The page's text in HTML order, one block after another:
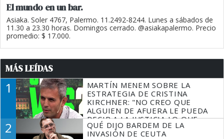
El mundo en un bar.
Asiaka. Soler 4767, Palermo. 11.2492-8244. Lunes a sábados de
11.30 a 23.30 horas. Domingos cerrado. @asiakapalermo. Precio
promedio: $ 17.000.
MÁS LEÍDAS
1
MARTÍN MENEM SOBRE LA
ESTRATEGIA DE CRISTINA
KIRCHNER: "NO CREO QUE
ALGUIEN DE AFUERA LE PUEDA
DECIR A LA JUSTICIA LO QUE
TIENE QUE HACER"
2
QUÉ DIJO BARDEM DE LA
INVASIÓN DE CEUTA